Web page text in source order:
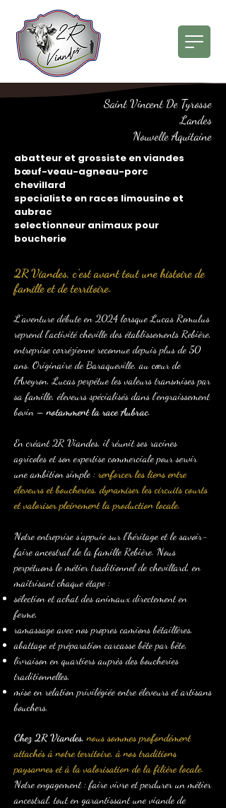
Saint Vincent De Tyrosse
Landes
Nouvelle Aquitaine
abatteur et grossiste en viandes
bœuf-veau-agneau-porc
chevillard
specialiste en races limousine et
aubrac
selectionneur animaux pour
boucherie
2R Viandes, c’est avant tout une histoire de
famille et de territoire.
L’aventure débute en 2024 lorsque Lucas Romulus
reprend l’activité cheville des établissements Rebière,
entreprise corrézienne reconnue depuis plus de 50
ans. Originaire de Baraqueville, au cœur de
l’Aveyron, Lucas perpétue les valeurs transmises par
sa famille, éleveurs spécialisés dans l’engraissement
bovin –notamment la race Aubrac.
En créant 2R Viandes, il réunit ses racines
agricoles et son expertise commerciale pour servir
une ambition simple : renforcer les liens entre
éleveurs et boucheries, dynamiser les circuits courts
et valoriser pleinement la production locale.
Notre entreprise s’appuie sur l’héritage et le savoir-
faire ancestral de la famille Rebière. Nous
perpétuons le métier traditionnel de chevillard, en
maîtrisant chaque étape :
sélection et achat des animaux directement en
ferme,
ramassage avec nos propres camions bétaillères,
abattage et préparation carcasse bête par bête,
livraison en quartiers auprès des boucheries
traditionnelles,
mise en relation privilégiée entre éleveurs et artisans
bouchers.
Chez 2R Viandes,nous sommes profondément
attachés à notre territoire, à nos traditions
paysannes et à la valorisation de la filière locale.
Notre engagement : faire vivre et perdurer un métier
ancestral, tout en garantissant une viande de